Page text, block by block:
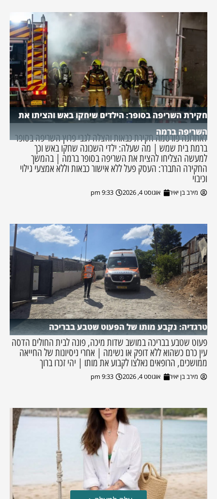
חקירת השריפה בסופר: הילדים שיחקו באש והציתו את
השריפה ברמה
לאחרונה פורסמה חקירת כבאות והצלה לגבי פרוץ השריפה בסופר
ברמת בית שמש | מה שעלה: ילדי השכונה שחקו באש וכך
למעשה הצליחו להצית את השריפה בסופר ברמה | בהמשך
החקירה התברר: העסק פעל ללא אישור כבאות וללא אמצעי גילוי
וכיבוי
מירב בן יאיר אוגוסט 4, 2026 9:33 pm
טרגדיה: נקבע מותו של הפעוט שטבע בבריכה
פעוט שטבע בבריכה במושב שדות מיכה, פונה לבית החולים הדסה
עין כרם כשהוא ללא דופק או נשימה | אחרי ניסיונות של החייאה
ממושכים, הרופאים נאלצו לקבוע את מותו | יהי זכרו ברוך
מירב בן יאיר אוגוסט 4, 2026 9:33 pm